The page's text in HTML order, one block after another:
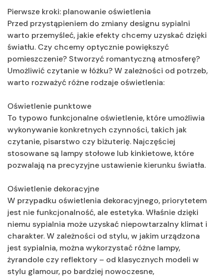
Pierwsze kroki: planowanie oświetlenia
Przed przystąpieniem do zmiany designu sypialni
warto przemyśleć, jakie efekty chcemy uzyskać dzięki
światłu. Czy chcemy optycznie powiększyć
pomieszczenie? Stworzyć romantyczną atmosferę?
Umożliwić czytanie w łóżku? W zależności od potrzeb,
warto rozważyć różne rodzaje oświetlenia:
Oświetlenie punktowe
To typowo funkcjonalne oświetlenie, które umożliwia
wykonywanie konkretnych czynności, takich jak
czytanie, pisarstwo czy biżuterię. Najczęściej
stosowane są lampy stołowe lub kinkietowe, które
pozwalają na precyzyjne ustawienie kierunku światła.
Oświetlenie dekoracyjne
W przypadku oświetlenia dekoracyjnego, priorytetem
jest nie funkcjonalność, ale estetyka. Właśnie dzięki
niemu sypialnia może uzyskać niepowtarzalny klimat i
charakter. W zależności od stylu, w jakim urządzona
jest sypialnia, można wykorzystać różne lampy,
żyrandole czy reflektory – od klasycznych modeli w
stylu glamour, po bardziej nowoczesne,